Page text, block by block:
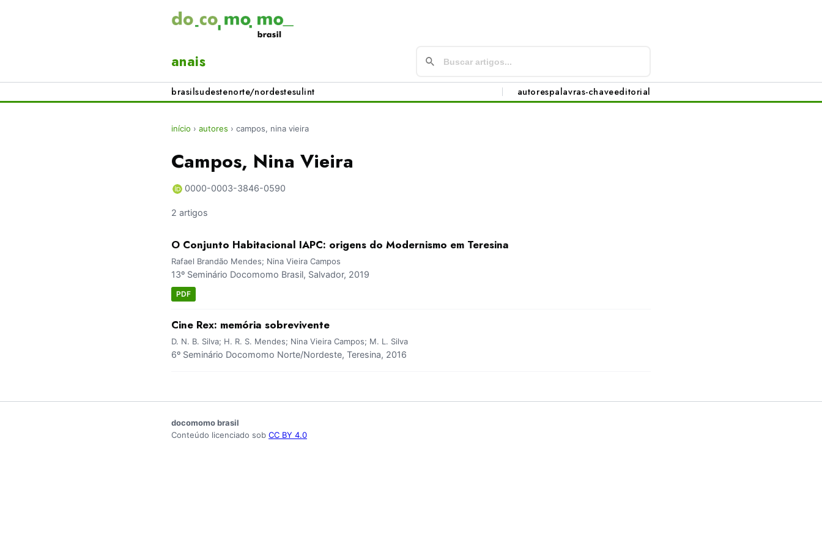
anais
brasilsudestenorte/nordestesulint autorespalavras-chaveeditorial
início › autores › campos, nina vieira
Campos, Nina Vieira
0000-0003-3846-0590
2 artigos
O Conjunto Habitacional IAPC: origens do Modernismo em Teresina
Rafael Brandão Mendes; Nina Vieira Campos
13º Seminário Docomomo Brasil, Salvador, 2019
PDF
Cine Rex: memória sobrevivente
D. N. B. Silva; H. R. S. Mendes; Nina Vieira Campos; M. L. Silva
6º Seminário Docomomo Norte/Nordeste, Teresina, 2016
docomomo brasil
Conteúdo licenciado sob CC BY 4.0